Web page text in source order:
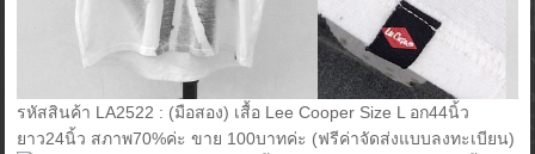
รหัสสินค้า LA2522 : (มือสอง) เสื้อ Lee Cooper Size L อก44นิ้ว
ยาว24นิ้ว สภาพ70%ค่ะ ขาย 100บาทค่ะ (ฟรีค่าจัดส่งแบบลงทะเบียน)